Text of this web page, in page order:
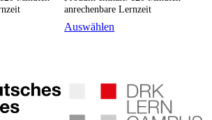
anrechenbare Lernzeit
Auswählen